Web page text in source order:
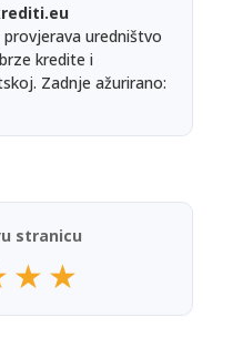
uredništvo
kredite i
Zadnje ažurirano:
stranicu
★★